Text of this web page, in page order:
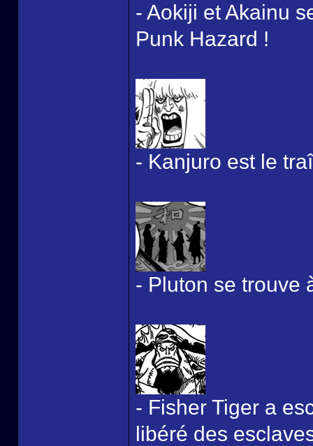
- Aokiji et Akainu
Punk Hazard !
- Kanjuro est le
- Pluton se trouve
- Fisher Tiger a
libéré des